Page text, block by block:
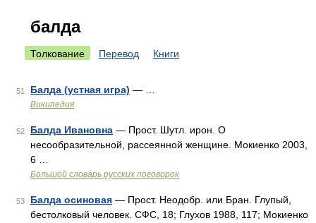
балда
Толкование Перевод Книги
51 Балда (устная игра) — …
Википедия
52 Балда Ивановна — Прост. Шутл. ирон. О
несообразительной, рассеянной женщине. Мокиенко 2003,
6 …
Большой словарь русских поговорок
53 Балда осиновая — Прост. Неодобр. или Бран. Глупый,
бестолковый человек. СФС, 18; Глухов 1988, 117; Мокиенко